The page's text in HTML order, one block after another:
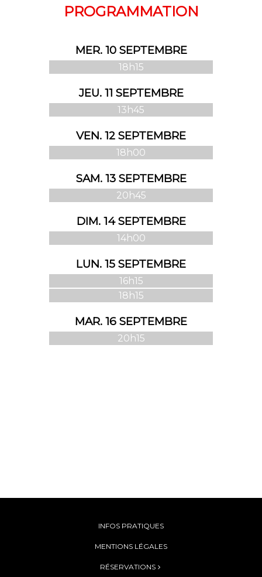
PROGRAMMATION
MER. 10 SEPTEMBRE
18h15
JEU. 11 SEPTEMBRE
13h45
VEN. 12 SEPTEMBRE
18h00
SAM. 13 SEPTEMBRE
20h45
DIM. 14 SEPTEMBRE
14h00
LUN. 15 SEPTEMBRE
16h15
18h15
MAR. 16 SEPTEMBRE
20h15
INFOS PRATIQUES
MENTIONS LÉGALES
RÉSERVATIONS